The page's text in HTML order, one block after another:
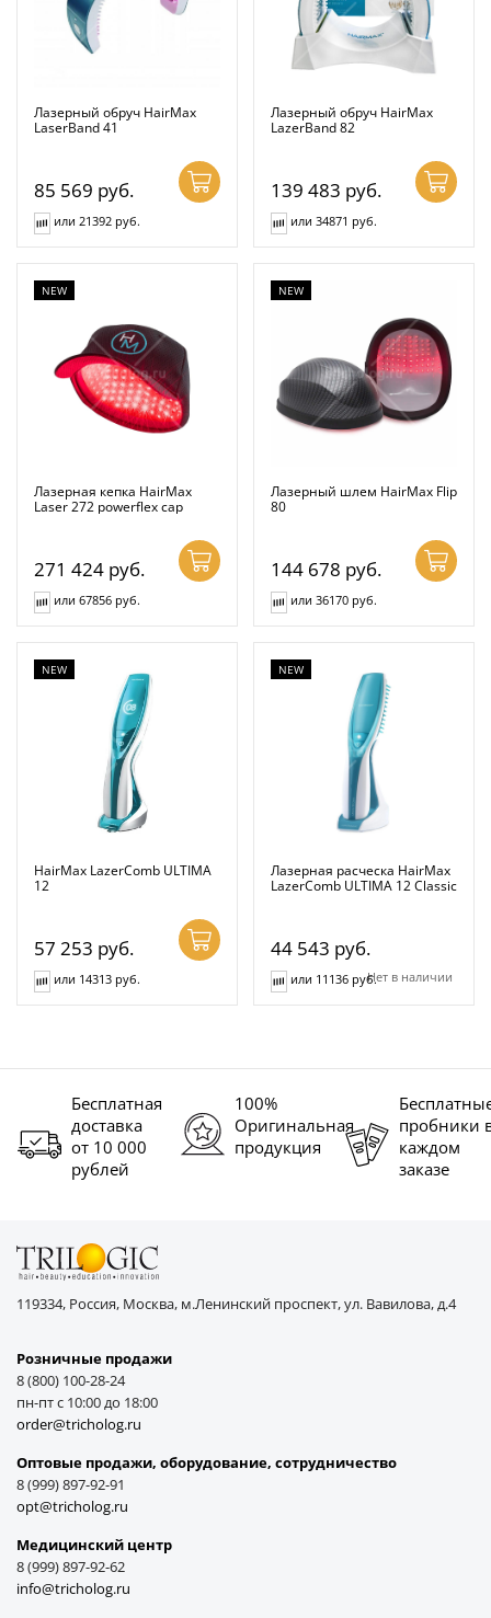
Лазерный обруч HairMax
LaserBand 41
85 569 руб.
или 21392 руб.
Лазерный обруч HairMax
LazerBand 82
139 483 руб.
или 34871 руб.
NEW
Лазерная кепка HairMax
Laser 272 powerflex cap
271 424 руб.
или 67856 руб.
NEW
Лазерный шлем HairMax Flip
80
144 678 руб.
или 36170 руб.
NEW
HairMax LazerComb ULTIMA
12
57 253 руб.
или 14313 руб.
NEW
Лазерная расческа HairMax
LazerComb ULTIMA 12 Classic
44 543 руб.
Нет в наличии
или 11136 руб.
Бесплатная
доставка
от 10 000
рублей
100%
Оригинальная
продукция
пробники
каждом
заказе
119334, Россия, Москва, м.Ленинский проспект, ул. Вавилова, д.4
Розничные продажи
8 (800) 100-28-24
пн-пт с 10:00 до 18:00
order@tricholog.ru
Оптовые продажи, оборудование, cотрудничество
8 (999) 897-92-91
opt@tricholog.ru
Медицинский центр
8 (999) 897-92-62
info@tricholog.ru